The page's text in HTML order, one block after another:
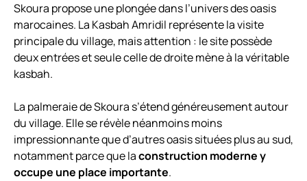
Skoura propose une plongée dans l’univers des oasis
marocaines. La Kasbah Amridil représente la visite
principale du village, mais attention : le site possède
deux entrées et seule celle de droite mène à la véritable
kasbah.
La palmeraie de Skoura s’étend généreusement autour
du village. Elle se révèle néanmoins moins
impressionnante que d’autres oasis situées plus au sud,
notamment parce que laconstruction moderne y
occupe une place importante.